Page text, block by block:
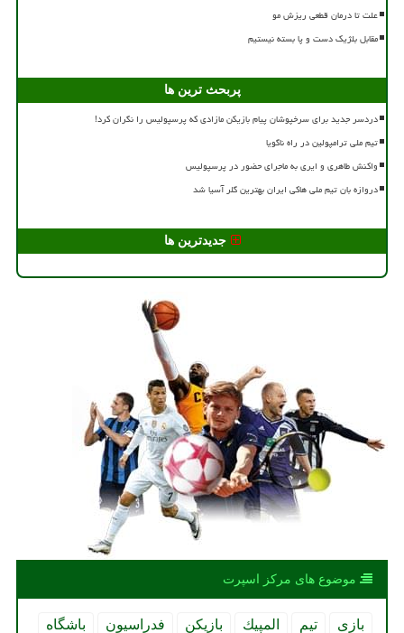
علت تا درمان قطعی ریزش مو
مقابل بلژیک دست و پا بسته نیستیم
پربحث ترین ها
دردسر جدید برای سرخپوشان پیام بازیکن مازادی که پرسپولیس را نگران کرد!
تیم ملی ترامپولین در راه ناگویا
واکنش طاهری و ایری به ماجرای حضور در پرسپولیس
دروازه بان تیم ملی هاکی ایران بهترین گلر آسیا شد
جدیدترین ها
موضوع های مركز اسپرت
بازی تیم المپیك بازیكن فدراسیون
باشگاه